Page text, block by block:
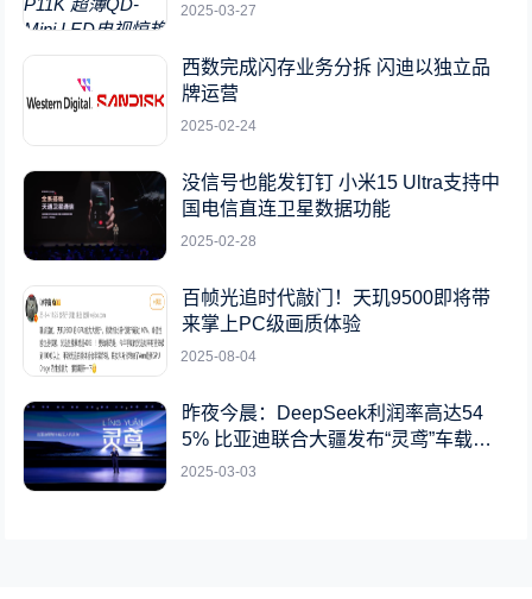
2025-03-27
西数完成闪存业务分拆 闪迪以独立品
牌运营
2025-02-24
没信号也能发钉钉 小米15 Ultra支持中
国电信直连卫星数据功能
2025-02-28
百帧光追时代敲门！天玑9500即将带
来掌上PC级画质体验
2025-08-04
昨夜今晨：DeepSeek利润率高达54
5% 比亚迪联合大疆发布“灵鸢”车载无
人机系统
2025-03-03